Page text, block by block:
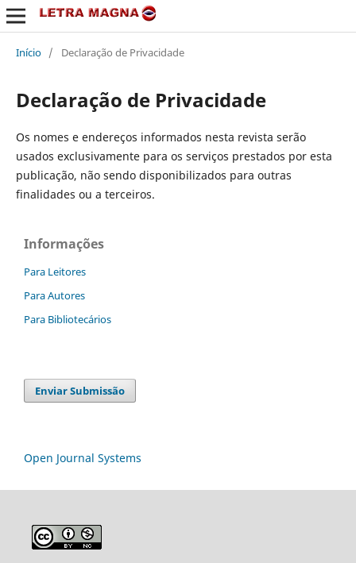
Início / Declaração de Privacidade
Declaração de Privacidade
Os nomes e endereços informados nesta revista serão
usados exclusivamente para os serviços prestados por esta
publicação, não sendo disponibilizados para outras
finalidades ou a terceiros.
Informações
Para Leitores
Para Autores
Para Bibliotecários
Enviar Submissão
Open Journal Systems